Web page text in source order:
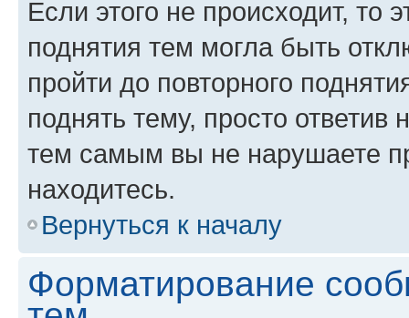
Если этого не происходит, то
поднятия тем могла быть
пройти до повторного
поднять тему, просто ответив
тем самым вы не нарушаете
находитесь.
Вернуться к началу
Форматирование